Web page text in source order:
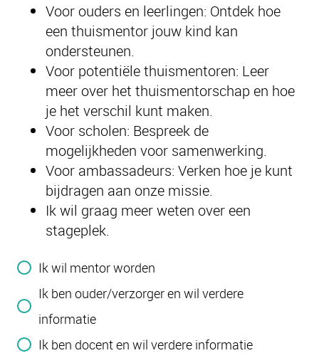
Voor ouders en leerlingen: Ontdek hoe
een thuismentor jouw kind kan
ondersteunen.
Voor potentiële thuismentoren: Leer
meer over het thuismentorschap en hoe
je het verschil kunt maken.
Voor scholen: Bespreek de
mogelijkheden voor samenwerking.
Voor ambassadeurs: Verken hoe je kunt
bijdragen aan onze missie.
Ik wil graag meer weten over een
stageplek.
Ik wil mentor worden
Ik ben ouder/verzorger en wil verdere
informatie
Ik ben docent en wil verdere informatie